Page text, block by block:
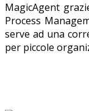
MagicAgent
Process
serve ad una
per piccole